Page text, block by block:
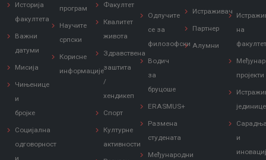
Историја
факултета
Важни
датуми
Мисија
Чињенице
и
бројке
Социјална
одговорност
и
програм
Научите
српски
Корисне
информације
Факултет
Квалитет
живота
Здравствена
заштита
/
хендикеп
Спорт
Културне
активности
Одлучите
се за
филозофски
Водич
за
бруцоше
ERASMUS+
Размена
студената
Међународни
Истраживач
Партнер
Алумни
на
пројекти
јединице
и